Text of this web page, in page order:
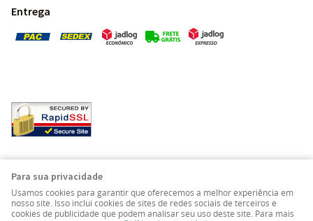
Entrega
LOJA VIRTUAL CRIADA POR
Para sua privacidade
Usamos cookies para garantir que oferecemos a melhor experiência em
nosso site. Isso inclui cookies de sites de redes sociais de terceiros e
cookies de publicidade que podem analisar seu uso deste site. Para mais